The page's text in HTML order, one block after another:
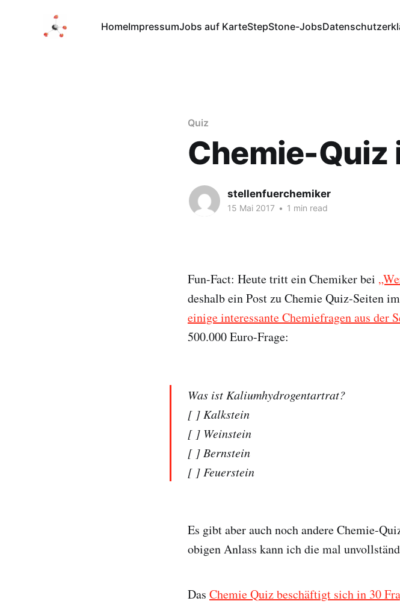
HomeImpressumJobs auf KarteStepStone-Jobs
Quiz
Chemie-Quiz
stellenfuerchemiker
15 Mai 2017 • 1 min read
Fun-Fact: Heute tritt ein Chemiker bei
deshalb ein Post zu Chemie Quiz-Seiten
einige interessante Chemiefragen aus der
500.000 Euro-Frage:
Was ist Kaliumhydrogentartrat?
[ ] Kalkstein
[ ] Weinstein
[ ] Bernstein
[ ] Feuerstein
Es gibt aber auch noch andere Chemie-
obigen Anlass kann ich die mal
Das Chemie Quiz beschäftigt sich in 30